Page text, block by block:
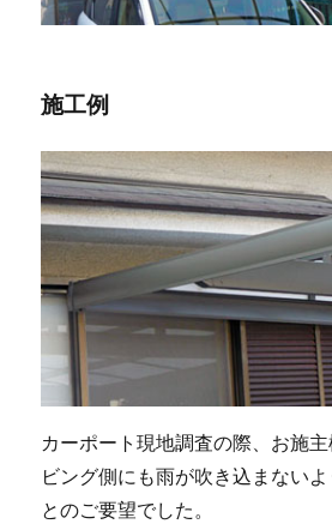
施工例
カーポート現地調査の際、お施
ビング側にも雨が吹き込まない
とのご要望でした。